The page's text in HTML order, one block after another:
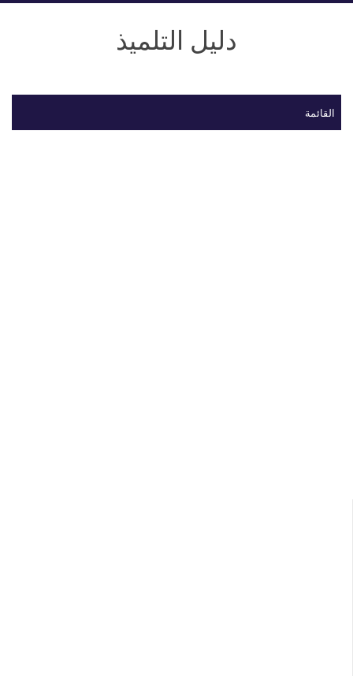
دليل التلميذ
القائمة